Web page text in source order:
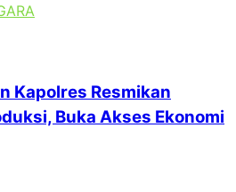
Kapolres Resmikan
Buka Akses Ekonomi